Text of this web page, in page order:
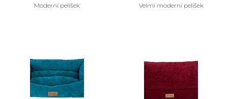
Moderní pelíšek Velmi moderní pelíšek